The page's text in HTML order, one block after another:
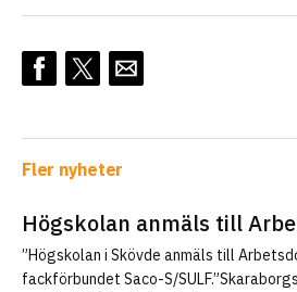
Fler nyheter
Högskolan anmäls till
”Högskolan i Skövde anmäls till
fackförbundet Saco-S/